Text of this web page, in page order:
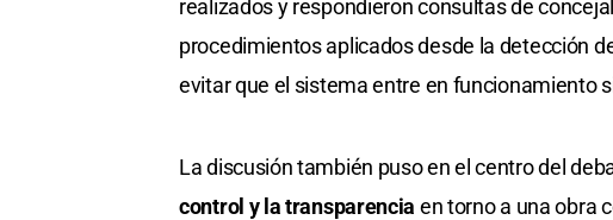
realizados y respondieron consultas de
procedimientos aplicados desde la detección
evitar que el sistema entre en funcionamiento
La discusión también puso en el centro del
control y la transparencia en torno a una obra